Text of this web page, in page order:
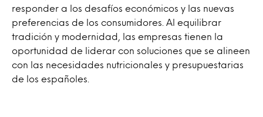
responder a los desafíos económicos y las nuevas
preferencias de los consumidores. Al equilibrar
tradición y modernidad, las empresas tienen la
oportunidad de liderar con soluciones que se alineen
con las necesidades nutricionales y presupuestarias
de los españoles.